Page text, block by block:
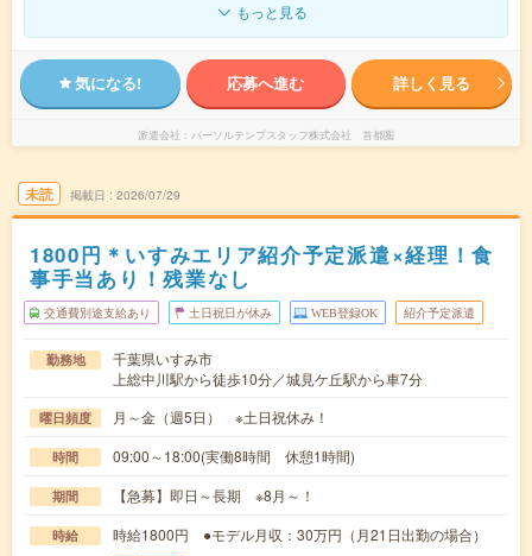
もっと見る
気になる! 応募へ進む 詳しく見る
派遣会社 パーソルテンプスタッフ株式会社 首都圏
未読 掲載日 2026/07/29
1800円＊いすみエリア紹介予定派遣×経理！食
事手当あり！残業なし
交通費別途支給あり 土日祝日が休み WEB登録OK 紹介予定派遣
勤務地
千葉県いすみ市
上総中川駅から徒歩10分／城見ケ丘駅から車7分
曜日頻度 月～金（週5日） ※土日祝休み！
時間 09:00～18:00(実働8時間 休憩1時間)
期間 【急募】即日～長期 ※8月～！
時給 時給1800円 ●モデル月収：30万円（月21日出勤の場合）